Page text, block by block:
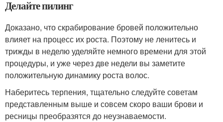
Делайте пилинг
Доказано, что скрабирование бровей положительно
влияет на процесс их роста. Поэтому не ленитесь и
трижды в неделю уделяйте немного времени для этой
процедуры, и уже через две недели вы заметите
положительную динамику роста волос.
Наберитесь терпения, тщательно следуйте советам
представленным выше и совсем скоро ваши брови и
ресницы преобразятся до неузнаваемости.